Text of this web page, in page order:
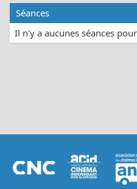
Séances
Il n'y a aucunes séances